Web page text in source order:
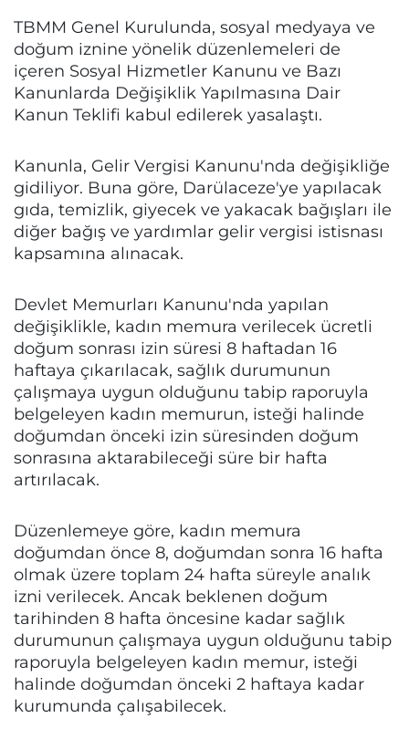
TBMM Genel Kurulunda, sosyal medyaya ve
doğum iznine yönelik düzenlemeleri de
içeren Sosyal Hizmetler Kanunu ve Bazı
Kanunlarda Değişiklik Yapılmasına Dair
Kanun Teklifi kabul edilerek yasalaştı.
Kanunla, Gelir Vergisi Kanunu'nda değişikliğe
gidiliyor. Buna göre, Darülaceze'ye yapılacak
gıda, temizlik, giyecek ve yakacak bağışları ile
diğer bağış ve yardımlar gelir vergisi istisnası
kapsamına alınacak.
Devlet Memurları Kanunu'nda yapılan
değişiklikle, kadın memura verilecek ücretli
doğum sonrası izin süresi 8 haftadan 16
haftaya çıkarılacak, sağlık durumunun
çalışmaya uygun olduğunu tabip raporuyla
belgeleyen kadın memurun, isteği halinde
doğumdan önceki izin süresinden doğum
sonrasına aktarabileceği süre bir hafta
artırılacak.
Düzenlemeye göre, kadın memura
doğumdan önce 8, doğumdan sonra 16 hafta
olmak üzere toplam 24 hafta süreyle analık
izni verilecek. Ancak beklenen doğum
tarihinden 8 hafta öncesine kadar sağlık
durumunun çalışmaya uygun olduğunu tabip
raporuyla belgeleyen kadın memur, isteği
halinde doğumdan önceki 2 haftaya kadar
kurumunda çalışabilecek.